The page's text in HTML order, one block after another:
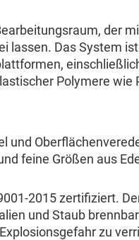
der
lassen. Das System
Polymere wie
und
feine Größen aus
2015 zertifiziert.
und Staub
zu